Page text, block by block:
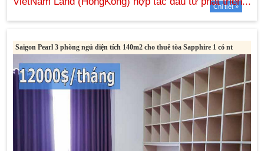
Chi tiết »
Saigon Pearl 3 phòng ngủ diện tích 140m2 cho thuê tòa Sapphire 1 có nt